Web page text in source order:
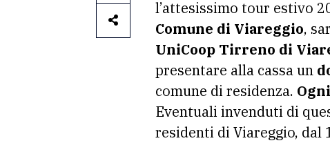
l’attesissimo tour estivo
Comune di Viareggio,
UniCoop Tirreno di
presentare alla cassa un
comune di residenza.
Eventuali invenduti di
residenti di Viareggio, dal